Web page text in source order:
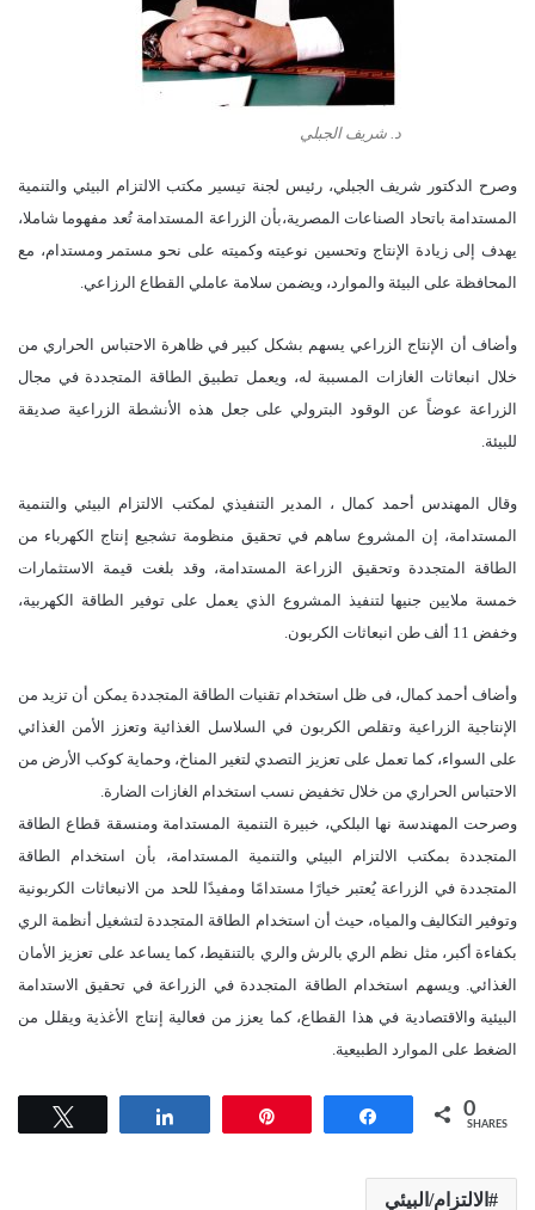
د. شريف الجبلي
وصرح الدكتور شريف الجبلي، رئيس لجنة تيسير مكتب الالتزام البيئي والتنمية
المستدامة باتحاد الصناعات المصرية،بأن الزراعة المستدامة تُعد مفهوما شاملا،
يهدف إلى زيادة الإنتاج وتحسين نوعيته وكميته على نحو مستمر ومستدام، مع
المحافظة على البيئة والموارد، ويضمن سلامة عاملي القطاع الرزاعي.
وأضاف أن الإنتاج الزراعي يسهم بشكل كبير في ظاهرة الاحتباس الحراري من
خلال انبعاثات الغازات المسببة له، ويعمل تطبيق الطاقة المتجددة في مجال
الزراعة عوضاً عن الوقود البترولي على جعل هذه الأنشطة الزراعية صديقة
للبيئة.
وقال المهندس أحمد كمال ، المدير التنفيذي لمكتب الالتزام البيئي والتنمية
المستدامة، إن المشروع ساهم في تحقيق منظومة تشجيع إنتاج الكهرباء من
الطاقة المتجددة وتحقيق الزراعة المستدامة، وقد بلغت قيمة الاستثمارات
خمسة ملايين جنيها لتنفيذ المشروع الذي يعمل على توفير الطاقة الكهربية،
وخفض 11 ألف طن انبعاثات الكربون.
وأضاف أحمد كمال، فى ظل استخدام تقنيات الطاقة المتجددة يمكن أن تزيد من
الإنتاجية الزراعية وتقلص الكربون في السلاسل الغذائية وتعزز الأمن الغذائي
على السواء، كما تعمل على تعزيز التصدي لتغير المناخ، وحماية كوكب الأرض من
الاحتباس الحراري من خلال تخفيض نسب استخدام الغازات الضارة.
وصرحت المهندسة نها البلكي، خبيرة التنمية المستدامة ومنسقة قطاع الطاقة
المتجددة بمكتب الالتزام البيئي والتنمية المستدامة، بأن استخدام الطاقة
المتجددة في الزراعة يُعتبر خيارًا مستدامًا ومفيدًا للحد من الانبعاثات الكربونية
وتوفير التكاليف والمياه، حيث أن استخدام الطاقة المتجددة لتشغيل أنظمة الري
بكفاءة أكبر، مثل نظم الري بالرش والري بالتنقيط، كما يساعد على تعزيز الأمان
الغذائي. ويسهم استخدام الطاقة المتجددة في الزراعة في تحقيق الاستدامة
البيئية والاقتصادية في هذا القطاع، كما يعزز من فعالية إنتاج الأغذية ويقلل من
الضغط على الموارد الطبيعية.
Share 0
SHARES
الالتزام/البيئي